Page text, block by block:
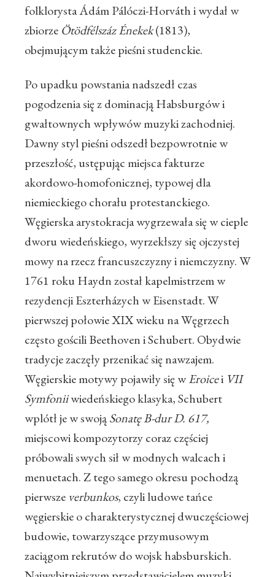
folklorysta Ádám Pálóczi-Horváth i wydał w
zbiorze Ötödfélszáz Énekek(1813),
obejmującym także pieśni studenckie.
Po upadku powstania nadszedł czas
pogodzenia się z dominacją Habsburgów i
gwałtownych wpływów muzyki zachodniej.
Dawny styl pieśni odszedł bezpowrotnie w
przeszłość, ustępując miejsca fakturze
akordowo-homofonicznej, typowej dla
niemieckiego chorału protestanckiego.
Węgierska arystokracja wygrzewała się w cieple
dworu wiedeńskiego, wyrzekłszy się ojczystej
mowy na rzecz francuszczyzny i niemczyzny. W
1761 roku Haydn został kapelmistrzem w
rezydencji Eszterházych w Eisenstadt. W
pierwszej połowie XIX wieku na Węgrzech
często gościli Beethoven i Schubert. Obydwie
tradycje zaczęły przenikać się nawzajem.
Węgierskie motywy pojawiły się wEroicei VII
Symfoniiwiedeńskiego klasyka, Schubert
wplótł je w swojąSonatę B-dur D. 617,
miejscowi kompozytorzy coraz częściej
próbowali swych sił w modnych walcach i
menuetach. Z tego samego okresu pochodzą
pierwsze verbunkos, czyli ludowe tańce
węgierskie o charakterystycznej dwuczęściowej
budowie, towarzyszące przymusowym
zaciągom rekrutów do wojsk habsburskich.